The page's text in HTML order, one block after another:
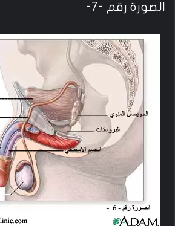
الصورة رقم -7-